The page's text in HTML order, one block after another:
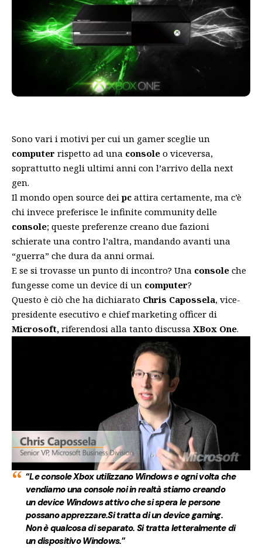
Sono vari i motivi per cui un gamer sceglie un
computer rispetto ad una console o viceversa,
soprattutto negli ultimi anni con l’arrivo della next
gen.
Il mondo open source deipc attira certamente, ma c’è
chi invece preferisce le infinite community delle
console; queste preferenze creano due fazioni
schierate una contro l’altra, mandando avanti una
“guerra” che dura da anni ormai.
E se si trovasse un punto di incontro? Una console che
fungesse come un device di un computer?
Questo è ciò che ha dichiarato Chris Capossela, vice-
presidente esecutivo e chief marketing officer di
Microsoft, riferendosi alla tanto discussa XBox One.
“Le console Xbox utilizzano Windows e ogni volta che
vendiamo una console noi in realtà stiamo creando
un device Windows attivo che si spera le persone
possano apprezzare.Si tratta di un device gaming.
Non è qualcosa di separato. Si tratta letteralmente di
un dispositivo Windows.”